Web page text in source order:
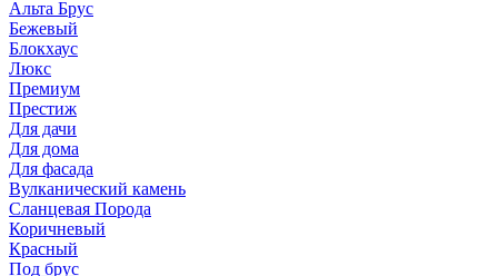
Альта Брус
Бежевый
Блокхаус
Люкс
Премиум
Престиж
Для дачи
Для дома
Для фасада
Вулканический камень
Сланцевая Порода
Коричневый
Красный
Под брус